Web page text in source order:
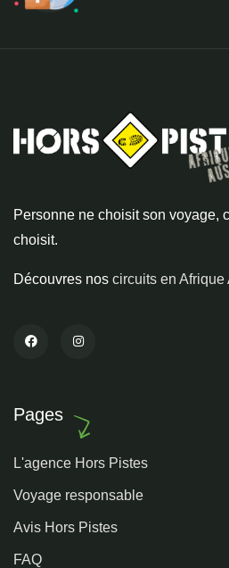
Personne ne choisit son voyage,
choisit.
Découvres nos circuits en Afrique
Pages
L'agence Hors Pistes
Voyage responsable
Avis Hors Pistes
FAQ